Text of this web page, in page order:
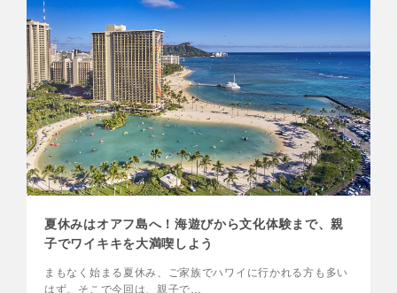
夏休みはオアフ島へ！海遊びから文化体験まで、親
子でワイキキを大満喫しよう
まもなく始まる夏休み、ご家族でハワイに行かれる方も多い
はず。そこで今回は、親子で…